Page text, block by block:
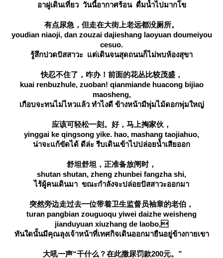
อาฝูเดินเที่ยว วันนี้อากาศร้อน ดื่มน้ำไปมากโข
有点尿急，但走在大街上老远都没厕所。
youdian niaoji, dan zouzai dajieshang laoyuan doumeiyou
cesuo.
รู้สึกปวดปัสสาวะ แต่เดินจนสุดถนนก็ไม่พบห้องสุขา
快忍不住了，咋办！前面的花丛比较茂盛，
kuai renbuzhule, zuoban! qianmiande huacong bijiao
maosheng,
เกือบจะทนไม่ไหวแล้ว ทำไงดี ข้างหน้ามีพุ่มไม้ดอกพุ่มใหญ่
应该可轻松一刻。好，马上掏家伙，
yinggai ke qingsong yike. hao, mashang taojiahuo,
น่าจะแก้ขัดได้ ดีล่ะ รีบเดินเข้าไปปล่อยน้ำเสียออก
舒坦舒坦，正准备放闸时，
shutan shutan, zheng zhunbei fangzha shi,
ไร้ผู้คนเดินมา ขณะกำลังจะปล่อยปัสสาวะออกมา
突然旁边走过去一位带着卫生监督员袖章的老伯，
turan pangbian zouguoqu yiwei daizhe weisheng
jianduyuan xiuzhang de laobo,
ทันใดนั้นมีคุณลุงเจ้าหน้าที่เทศกิจเดินออกมายืนอยู่ข้างกายเขา
大吼一声“干什么？在此撒尿罚款200元。”